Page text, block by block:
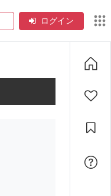
ログイン